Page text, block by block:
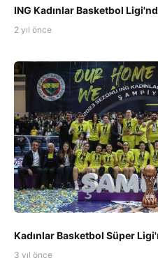
ING Kadınlar Basketbol
2 yıl önce
Kadınlar Basketbol Süper
3 yıl önce